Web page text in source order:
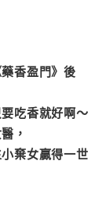
香盈門》後
吃香就好啊～
，
棄女贏得一